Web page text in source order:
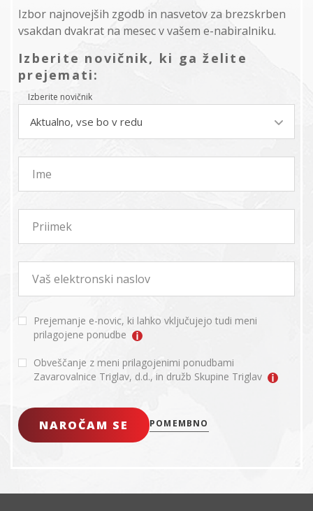
Izbor najnovejših zgodb in nasvetov za brezskrben
vsakdan dvakrat na mesec v vašem e-nabiralniku.
Izberite novičnik, ki ga želite
prejemati:
Izberite novičnik
Aktualno, vse bo v redu
Ime
Priimek
Vaš elektronski naslov
Prejemanje e-novic, ki lahko vključujejo tudi meni
prilagojene ponudbe
Obveščanje z meni prilagojenimi ponudbami
Zavarovalnice Triglav, d.d., in družb Skupine Triglav
NAROČAM SE POMEMBNO